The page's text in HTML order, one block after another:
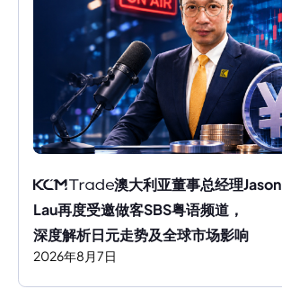
澳大利亚董事总经理Jason
Lau再度受邀做客SBS粤语频道，
深度解析日元走势及全球市场影响
2026年8 月7日